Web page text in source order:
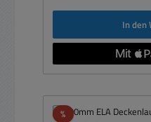
In den
%Rabatt